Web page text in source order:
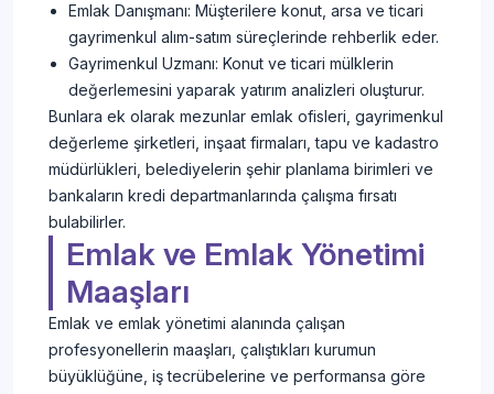
Emlak Danışmanı: Müşterilere konut, arsa ve ticari
gayrimenkul alım-satım süreçlerinde rehberlik eder.
Gayrimenkul Uzmanı: Konut ve ticari mülklerin
değerlemesini yaparak yatırım analizleri oluşturur.
Bunlara ek olarak mezunlar emlak ofisleri, gayrimenkul
değerleme şirketleri, inşaat firmaları, tapu ve kadastro
müdürlükleri, belediyelerin şehir planlama birimleri ve
bankaların kredi departmanlarında çalışma fırsatı
bulabilirler.
Emlak ve Emlak Yönetimi
Maaşları
Emlak ve emlak yönetimi alanında çalışan
profesyonellerin maaşları, çalıştıkları kurumun
büyüklüğüne, iş tecrübelerine ve performansa göre